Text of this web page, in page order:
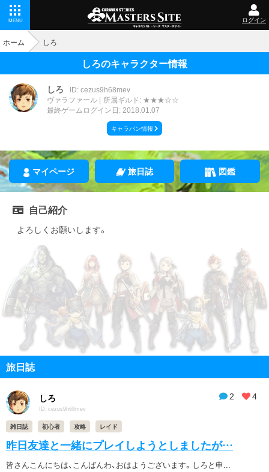
MENU ログイン
ホーム しろ
しろのキャラクター情報
しろ
ID: cezus9h68mev
ヴァラファール
所属ギルド: ★★★☆☆
最終ゲームログイン日: 2018.01.07
キャラバン情報
マイページ 旅日誌 図鑑
自己紹介
よろしくお願いします。
旅日誌
2 4
しろ
ID: cezus9h68mev
雑日誌 初心者 攻略 レイド
昨日友達と一緒にプレイしようとしましたが…
皆さんこんにちは、こんばんわ、おはようございます。しろと申...